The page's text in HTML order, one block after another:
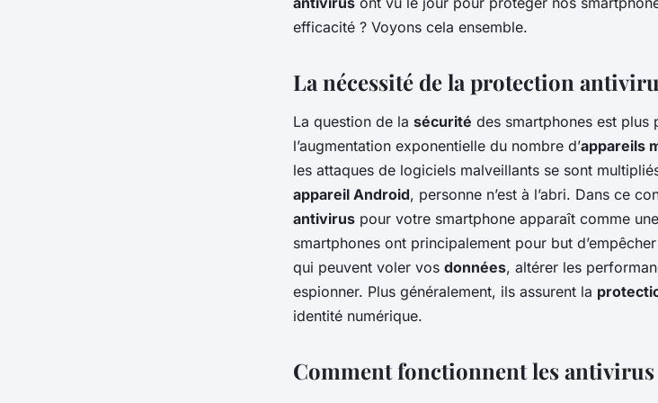
efficacité ? Voyons cela ensemble.
La nécessité de la protection
La question de la sécurité des smartphones est plus
l’augmentation exponentielle du nombre d’appareils
les attaques de logiciels malveillants se sont
appareil Android, personne n’est à l’abri. Dans ce
antivirus pour votre smartphone apparaît comme
smartphones ont principalement pour but
qui peuvent voler vos données, altérer les
espionner. Plus généralement, ils assurent la
identité numérique.
Comment fonctionnent les